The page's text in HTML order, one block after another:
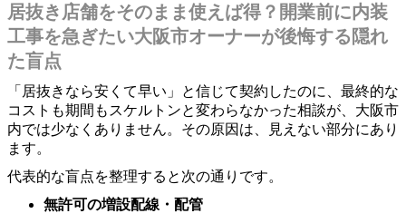
居抜き店舗をそのまま使えば得？開業前に内装
工事を急ぎたい大阪市オーナーが後悔する隠れ
た盲点
「居抜きなら安くて早い」と信じて契約したのに、最終的な
コストも期間もスケルトンと変わらなかった相談が、大阪市
内では少なくありません。その原因は、見えない部分にあり
ます。
代表的な盲点を整理すると次の通りです。
無許可の増設配線・配管